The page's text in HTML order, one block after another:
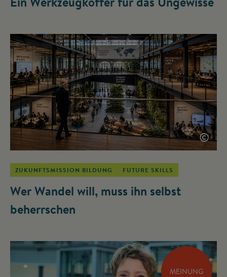
©
ZUKUNFTSMISSION BILDUNG FUTURE SKILLS
Wer Wandel will, muss ihn selbst
beherrschen
MEINUNG